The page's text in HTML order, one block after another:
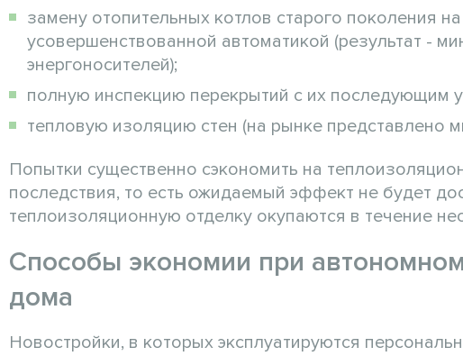
замену отопительных котлов старого поколения
усовершенствованной автоматикой (результат -
энергоносителей);
полную инспекцию перекрытий с их последующим
тепловую изоляцию стен (на рынке представлено
Попытки существенно сэкономить на
последствия, то есть ожидаемый эффект не будет
теплоизоляционную отделку окупаются в течение
Способы экономии при
дома
Новостройки, в которых эксплуатируются